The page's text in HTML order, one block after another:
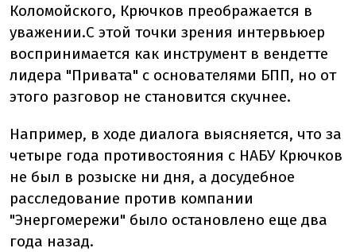
Коломойского, Крючков преображается в
уважении.С этой точки зрения интервьюер
воспринимается как инструмент в вендетте
лидера "Привата" с основателями БПП, но от
этого разговор не становится скучнее.
Например, в ходе диалога выясняется, что за
четыре года противостояния с НАБУ Крючков
не был в розыске ни дня, а досудебное
расследование против компании
"Энергомережи" было остановлено еще два
года назад.